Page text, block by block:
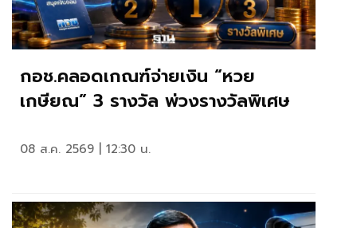
กอช.คลอดเกณฑ์จ่ายเงิน “หวย
เกษียณ” 3 รางวัล พ่วงรางวัลพิเศษ
08 ส.ค. 2569 | 12:30 น.